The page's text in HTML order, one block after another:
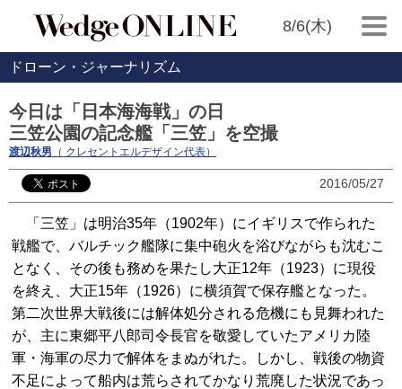
8/6(木)
ドローン・ジャーナリズム
今日は「日本海海戦」の日
三笠公園の記念艦「三笠」を空撮
渡辺秋男 （ クレセントエルデザイン代表）
2016/05/27
「三笠」は明治35年（1902年）にイギリスで作られた
戦艦で、バルチック艦隊に集中砲火を浴びながらも沈むこ
となく、その後も務めを果たし大正12年（1923）に現役
を終え、大正15年（1926）に横須賀で保存艦となった。
第二次世界大戦後には解体処分される危機にも見舞われた
が、主に東郷平八郎司令長官を敬愛していたアメリカ陸
軍・海軍の尽力で解体をまぬがれた。しかし、戦後の物資
不足によって船内は荒らされてかなり荒廃した状況であっ